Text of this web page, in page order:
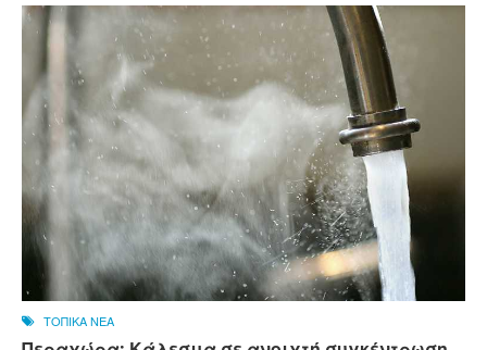
ΤΟΠΙΚΑ ΝΕΑ